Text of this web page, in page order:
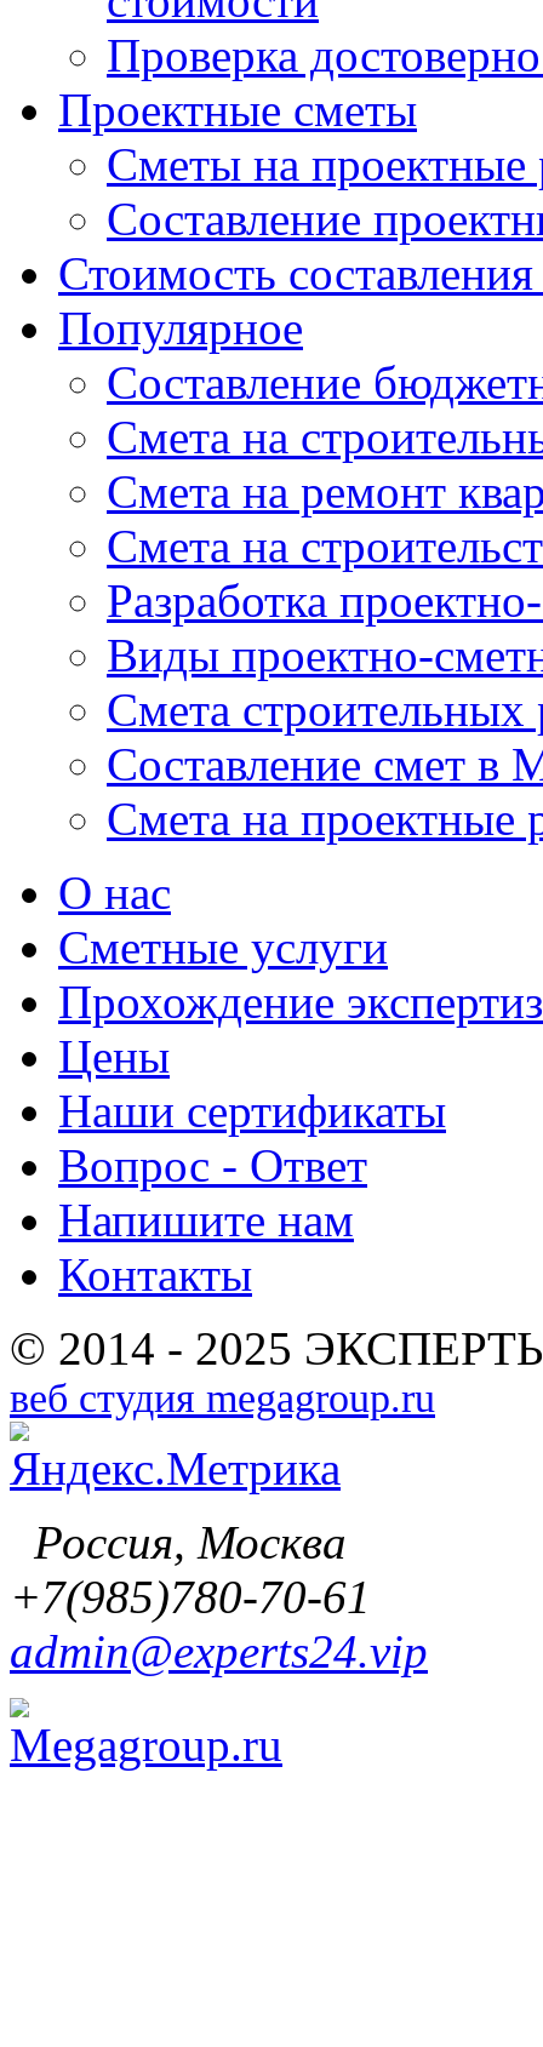
Проверка
Проектные сметы
Сметы на проектные
Составление
Стоимость
Популярное
Составление
Cмета на
Смета на ремонт
Смета на
Разработка
Виды проектно-
Смета строительных
Составление смет в
Смета на проектные
О нас
Сметные услуги
Прохождение
Цены
Наши сертификаты
Вопрос - Ответ
Напишите нам
Контакты
© 2014 - 2025
веб студия megagroup.ru
Россия, Москва
+7(985)780-70-61
admin@experts24.vip